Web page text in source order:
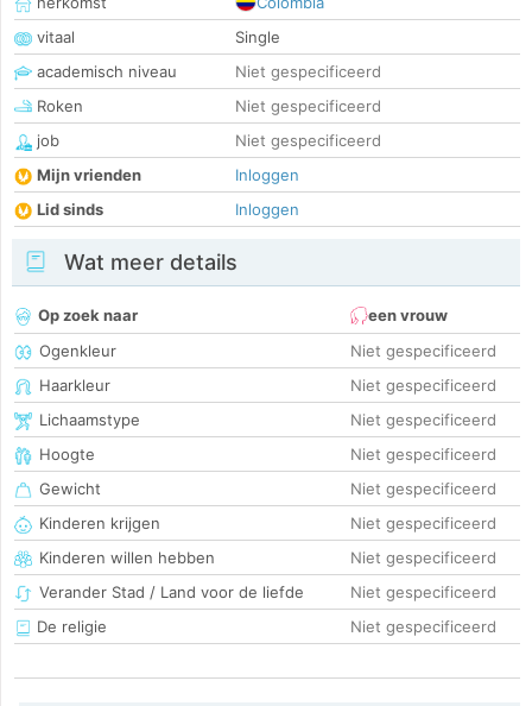
vitaal
Single
academisch niveau
Niet gespecificeerd
Roken
Niet gespecificeerd
job
Niet gespecificeerd
Mijn vrienden
Inloggen
Lid sinds
Inloggen
Wat meer details
Op zoek naar
een vrouw
Ogenkleur
Niet gespecificeerd
Haarkleur
Niet gespecificeerd
Lichaamstype
Niet gespecificeerd
Hoogte
Niet gespecificeerd
Gewicht
Niet gespecificeerd
Kinderen krijgen
Niet gespecificeerd
Kinderen willen hebben
Niet gespecificeerd
Verander Stad / Land voor de liefde
Niet gespecificeerd
De religie
Niet gespecificeerd